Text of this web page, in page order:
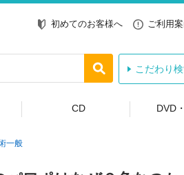
初めてのお客様へ ご利用
こだわり
CD DVD
一般